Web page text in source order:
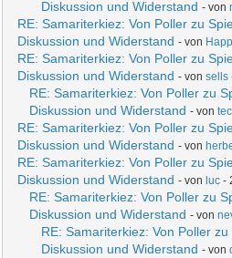
Diskussion und Widerstand - von
RE: Samariterkiez: Von Poller zu
Diskussion und Widerstand - von
RE: Samariterkiez: Von Poller zu
Diskussion und Widerstand - vonsells
RE: Samariterkiez: Von Poller zu
Diskussion und Widerstand - von
RE: Samariterkiez: Von Poller zu
Diskussion und Widerstand - von
RE: Samariterkiez: Von Poller zu
Diskussion und Widerstand - von luc -
RE: Samariterkiez: Von Poller zu
Diskussion und Widerstand - von
RE: Samariterkiez: Von Poller
Diskussion und Widerstand - von